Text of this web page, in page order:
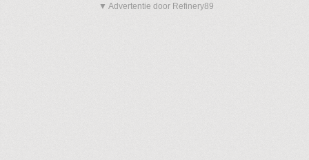
▼ Advertentie door Refinery89